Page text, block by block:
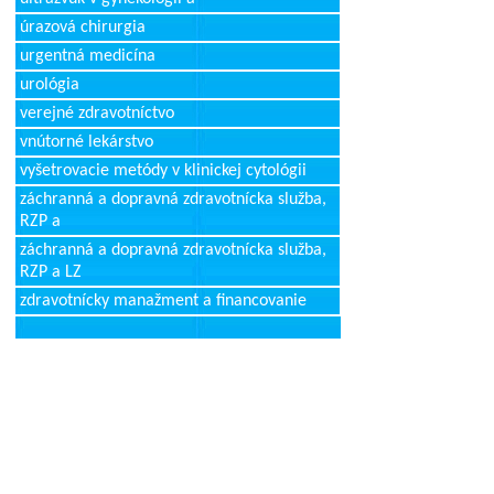
úrazová chirurgia
urgentná medicína
urológia
verejné zdravotníctvo
vnútorné lekárstvo
vyšetrovacie metódy v klinickej cytológii
záchranná a dopravná zdravotnícka služba,
RZP a
záchranná a dopravná zdravotnícka služba,
RZP a LZ
zdravotnícky manažment a financovanie